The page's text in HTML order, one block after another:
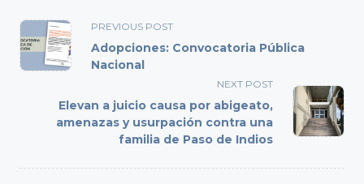
<span
class="nav-
subtitle
reader-
text">Page</span>
PREVIOUS POST
Adopciones: Convocatoria Pública
Nacional
NEXT POST
Elevan a juicio causa por abigeato,
amenazas y usurpación contra una
familia de Paso de Indios